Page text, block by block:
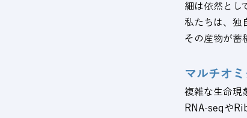
細は依然とし
私たちは、独
その産物が蓄
マルチオ
複雑な生命現
RNA-seqや